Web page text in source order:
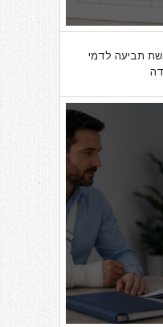
להגשת תביעה לדמי